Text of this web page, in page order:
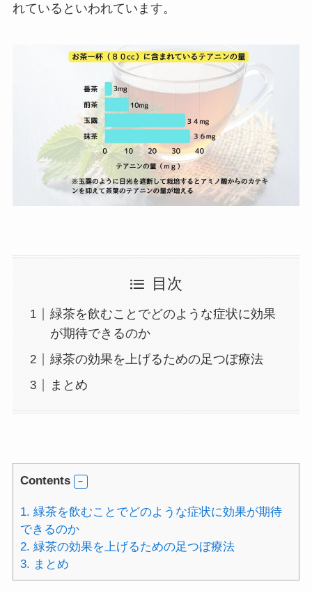
れているといわれています。
目次
緑茶を飲むことでどのような症状に効果
が期待できるのか
緑茶の効果を上げるための足つぼ療法
まとめ
Contents
1. 緑茶を飲むことでどのような症状に効果が期待
できるのか
2. 緑茶の効果を上げるための足つぼ療法
3. まとめ